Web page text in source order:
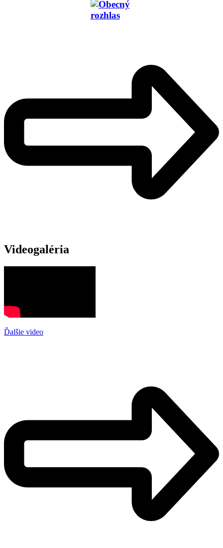
Videogaléria
Ďalšie video